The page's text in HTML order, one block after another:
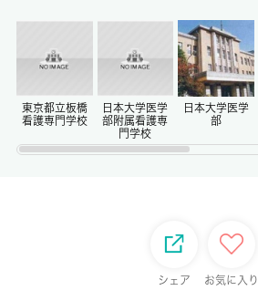
-/-
権利金/雑費
東京都立板橋
看護専門学校
日本大学医学
部附属看護専
門学校
日本大学医学
部
シェア お気に入り